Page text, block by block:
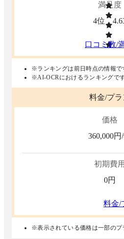
満足度
4位
口コミ数/
※ランキングは前日時点の情報で
※AI-OCRにおけるランキングで
料金/プラ
価格
360,000円
初期費用
0円
料金/
※表示されている価格は一部のプ